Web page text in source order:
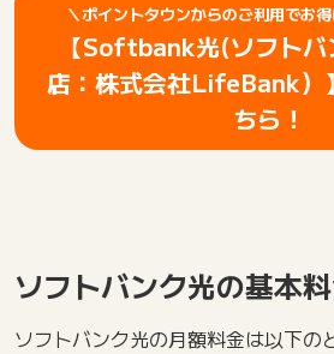
＼ポイントタウンからのご利用でお
【Softbank光(ソフト
店：株式会社LifeBank）
ちら！
ソフトバンク光の基本
ソフトバンク光の月額料金は以下の